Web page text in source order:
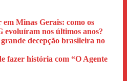
Minas Gerais: como os
evoluíram nos últimos anos?
decepção brasileira no
fazer história com “O Agente